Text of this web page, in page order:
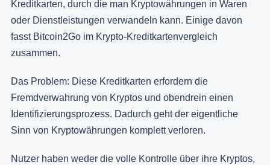
Kreditkarten, durch die man Kryptowährungen in Waren
oder Dienstleistungen verwandeln kann. Einige davon
fasst Bitcoin2Go im Krypto-Kreditkartenvergleich
zusammen.
Das Problem: Diese Kreditkarten erfordern die
Fremdverwahrung von Kryptos und obendrein einen
Identifizierungsprozess. Dadurch geht der eigentliche
Sinn von Kryptowährungen komplett verloren.
Nutzer haben weder die volle Kontrolle über ihre Kryptos,